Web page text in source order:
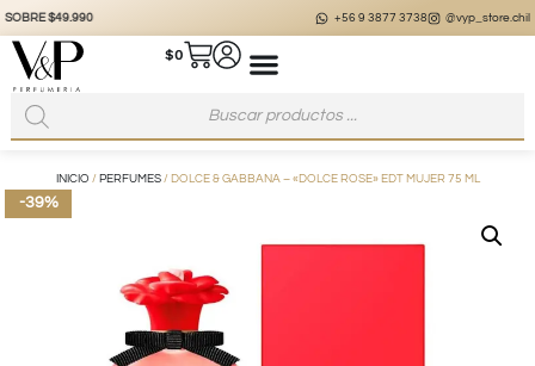
@vyp_store.chile vypstore.cl
$0
INICIO / PERFUMES/ DOLCE & GABBANA – «DOLCE ROSE» EDT MUJER 75 ML
-39%